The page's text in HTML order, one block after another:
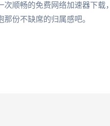
次顺畅的免费网络加速器下
份不缺席的归属感吧。